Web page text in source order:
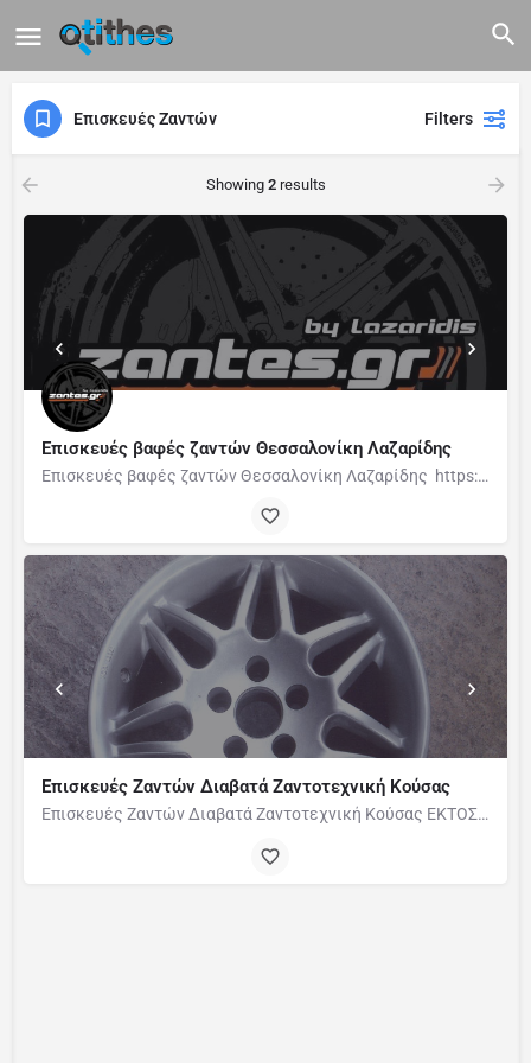
Επισκευές Ζαντών Filters
Showing 2results
Επισκευές βαφές ζαντών Θεσσαλονίκη Λαζαρίδης
Επισκευές βαφές ζαντών Θεσσαλονίκη Λαζαρίδης https://zantes.gr/ Επισκευή ζαντών Επισκευάζουμε κάθε τύπο…
Επισκευές Ζαντών Διαβατά Ζαντοτεχνική Κούσας
Επισκευές Ζαντών Διαβατά Ζαντοτεχνική Κούσας ΕΚΤΟΣ ΑΠΟ ΕΠΙΣΚΕΥΕΣ ΚΑΝΟΥΜΕ ΒΑΦΕΣ ΚΑΙ ΚΟΛΛΗΣΕΙΣ,ΕΠΙΣΚΕΥΕΣ…